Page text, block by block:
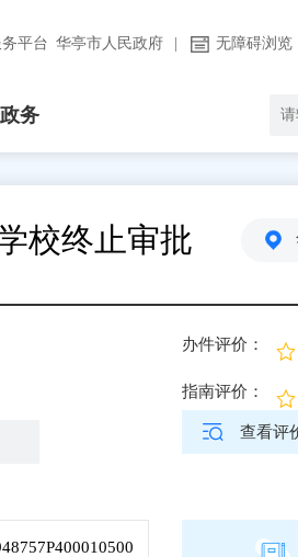
平台 华亭市人民政府 无障碍浏览
务
校终止审批
办件评价：
指南评价：
查看评